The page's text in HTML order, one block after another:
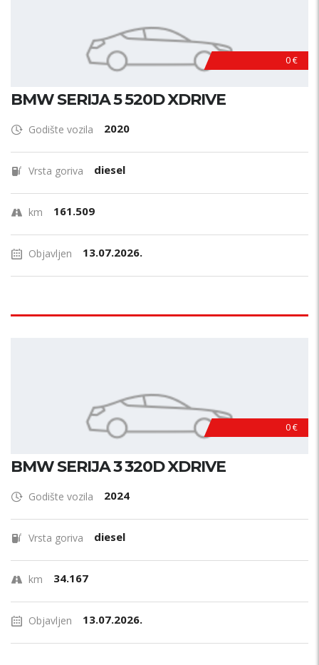
0 €
BMW SERIJA 5 520D XDRIVE
Godište vozila 2020
Vrsta goriva diesel
km 161.509
Objavljen 13.07.2026.
0 €
BMW SERIJA 3 320D XDRIVE
Godište vozila 2024
Vrsta goriva diesel
km 34.167
Objavljen 13.07.2026.